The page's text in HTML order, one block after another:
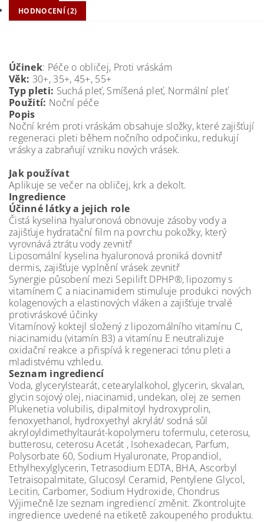
HODNOCENÍ (2)
Účinek: Péče o obličej, Proti vráskám
Věk: 30+, 35+, 45+, 55+
Typ pleti: Suchá pleť, Smíšená pleť, Normální pleť
Použití: Noční péče
Popis
Noční krém proti vráskám obsahuje složky, které zajišťují
regeneraci pleti během nočního odpočinku, redukují
vrásky a zabraňují vzniku nových vrásek.
Jak používat
Aplikuje se večer na obličej, krk a dekolt.
Ingredience
Účinné látky a jejich role
Čistá kyselina hyaluronová obnovuje zásoby vody a
zajišťuje hydratační film na povrchu pokožky, který
vyrovnává ztrátu vody zevnitř
Liposomální kyselina hyaluronová proniká dovnitř
dermis, zajišťuje vyplnění vrásek zevnitř
Synergie působení mezi Sepilift DPHP®, lipozomy s
vitamínem C a niacinamidem stimuluje produkci nových
kolagenových a elastinových vláken a zajišťuje trvalé
protivráskové účinky
Vitamínový koktejl složený z lipozomálního vitamínu C,
niacinamidu (vitamín B3) a vitamínu E neutralizuje
oxidační reakce a přispívá k regeneraci tónu pleti a
mladistvému vzhledu.
Seznam ingrediencí
Voda, glycerylstearát, cetearylalkohol, glycerin, skvalan,
glycin sojový olej, niacinamid, undekan, olej ze semen
Plukenetia volubilis, dipalmitoyl hydroxyprolin,
fenoxyethanol, hydroxyethyl akrylát/ sodná sůl
akryloyldimethyltaurát-kopolymeru tofermulu, ceterosu,
butterosu, ceterosu Acetát , Isohexadecan, Parfum,
Polysorbate 60, Sodium Hyaluronate, Propandiol,
Ethylhexylglycerin, Tetrasodium EDTA, BHA, Ascorbyl
Tetraisopalmitate, Glucosyl Ceramid, Pentylene Glycol,
Lecitin, Carbomer, Sodium Hydroxide, Chondrus
Výjimečně lze seznam ingrediencí změnit. Zkontrolujte
ingredience uvedené na etiketě zakoupeného produktu.